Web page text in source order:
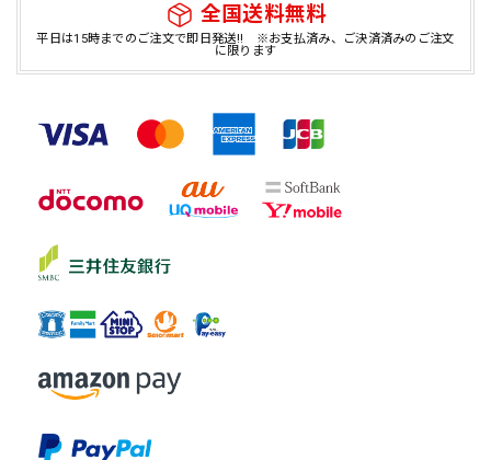
全国送料無料
平日は15時までのご注文で即日発送!! ※お支払済み、ご決済済みのご注文
に限ります